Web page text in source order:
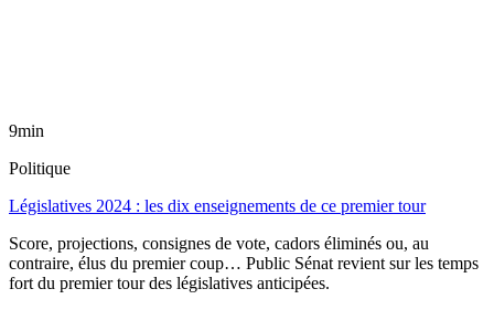
9min
Politique
Législatives 2024 : les dix enseignements de ce premier tour
Score, projections, consignes de vote, cadors éliminés ou, au
contraire, élus du premier coup… Public Sénat revient sur les temps
fort du premier tour des législatives anticipées.